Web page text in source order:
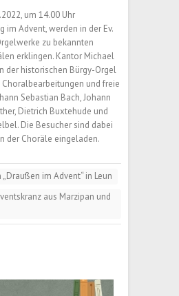
um 14.00 Uhr
im Advent, werden in der Ev.
zu bekannten
erklingen. Kantor Michael
der historischen Bürgy-Orgel
Choralbearbeitungen und freie
Sebastian Bach, Johann
Dietrich Buxtehude und
Die Besucher sind dabei
der Choräle eingeladen.
im Advent“ in Leun
aus Marzipan und